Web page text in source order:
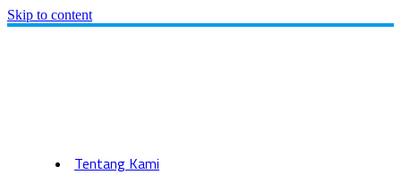
Skip to content
Tentang Kami